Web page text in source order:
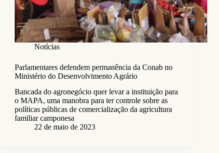
Notícias
Parlamentares defendem permanência da Conab no
Ministério do Desenvolvimento Agrário
Bancada do agronegócio quer levar a instituição para
o MAPA, uma manobra para ter controle sobre as
políticas públicas de comercialização da agricultura
familiar camponesa
22 de maio de 2023